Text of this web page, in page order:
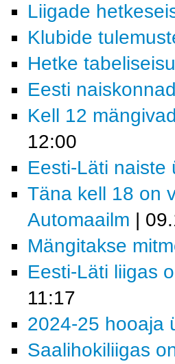
Liigade
Klubide
Hetke
Eesti
Kell 12
12:00
Eesti-Läti naiste
Täna kell 18 on
Automaailm |
Mängitakse
Eesti-Läti liigas
11:17
2024-25 hooaja
Saalihokiliigas